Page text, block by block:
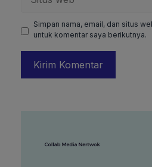
web
Simpan nama, email, dan situs
untuk komentar saya berikutnya.